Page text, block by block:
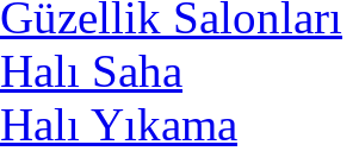
Güzellik Salonları
Halı Saha
Halı Yıkama